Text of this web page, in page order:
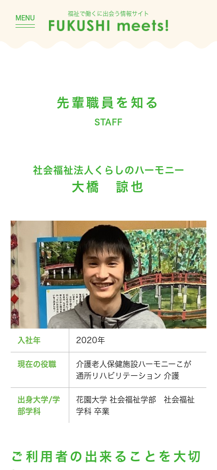
MENU
福祉で働くに出会う情報サイト
先輩職員を知る
STAFF
社会福祉法人くらしのハーモニー
大橋 諒也
入社年 2020年
現在の役職
介護老人保健施設ハーモニーこが
通所リハビリテーション 介護
出身大学/学
部学科
花園大学 社会福祉学部 社会福祉
学科 卒業
ご利用者の出来ることを大切